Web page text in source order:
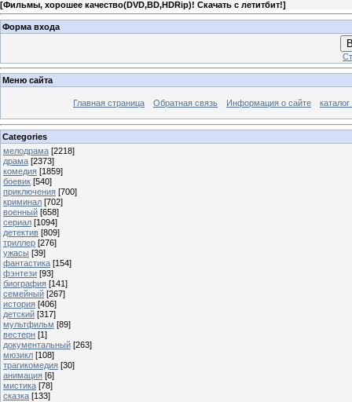
[Фильмы, хорошее качество(DVD,BD,HDRip)! Скачать с летитбит!]
Форма входа
Меню сайта
Главная страница Обратная связь Информация о сайте
Categories
мелодрама [2218]
драма [2373]
комедия [1859]
боевик [540]
приключения [700]
криминал [702]
военный [658]
сериал [1094]
детектив [809]
триллер [276]
ужасы [39]
фантастика [154]
фэнтези [93]
биография [141]
семейный [267]
история [406]
детский [317]
мультфильм [89]
вестерн [1]
документальный [263]
мюзикл [108]
трагикомедия [30]
анимация [6]
мистика [78]
сказка [133]